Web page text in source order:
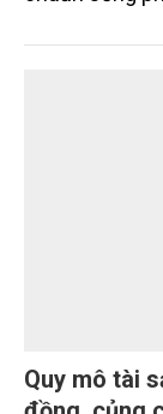
ngoại bất
chuẩn sống